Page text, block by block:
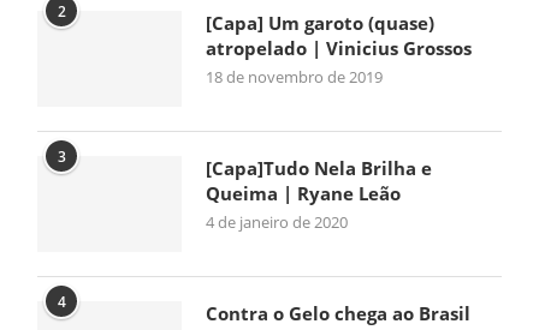
2
[Capa] Um garoto (quase)
atropelado | Vinicius Grossos
18 de novembro de 2019
3
[Capa]Tudo Nela Brilha e
Queima | Ryane Leão
4 de janeiro de 2020
4 Contra o Gelo chega ao Brasil